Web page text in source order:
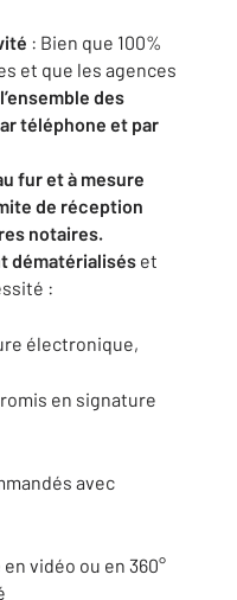
: Bien que 100%
et que les agences
l’ensemble des
téléphone et par
fur et à mesure
de réception
notaires.
dématérialisés et
:
électronique,
en signature
avec
ou en 360°